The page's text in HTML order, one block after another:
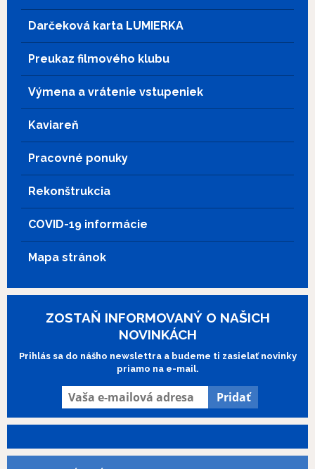
Darčeková karta LUMIERKA
Preukaz filmového klubu
Výmena a vrátenie vstupeniek
Kaviareň
Pracovné ponuky
Rekonštrukcia
COVID-19 informácie
Mapa stránok
ZOSTAŇ INFORMOVANÝ O NAŠICH
NOVINKÁCH
Prihlás sa do nášho newslettra a budeme ti zasielať novinky
priamo na e-mail.